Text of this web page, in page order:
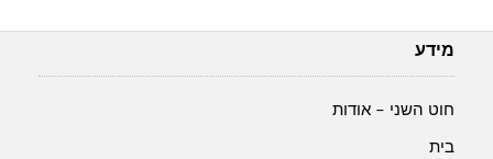
מידע
חוט השני – אודות
בית